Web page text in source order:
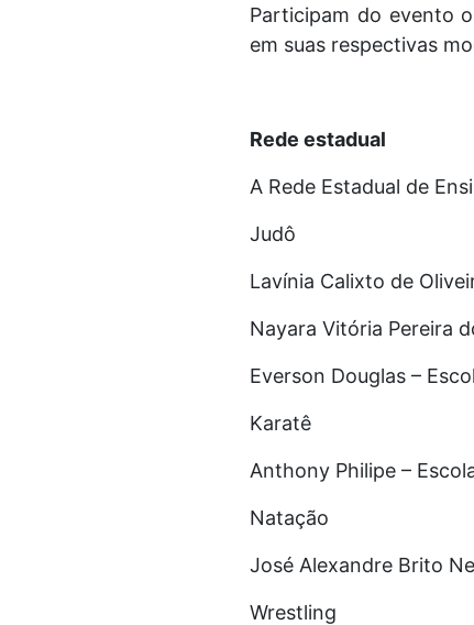
Participam do evento
em suas respectivas
Rede estadual
A Rede Estadual de
Judô
Lavínia Calixto de
Nayara Vitória Pereira
Everson Douglas –
Karatê
Anthony Philipe –
Natação
José Alexandre Brito
Wrestling